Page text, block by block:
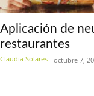
Aplicación de
restaurantes
Claudia Solares - octubre 7,